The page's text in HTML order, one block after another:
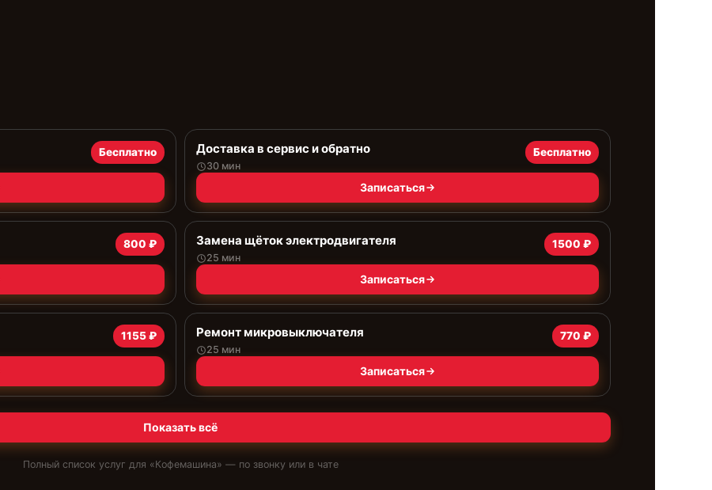
Бесплатно Доставка в сервис и обратно
30 мин
Бесплатно
Записаться
800 ₽ Замена щёток электродвигателя
25 мин
1500 ₽
Записаться
1155 ₽ Ремонт микровыключателя
25 мин
770 ₽
Записаться
Показать всё
Полный список услуг для «Кофемашина» — по звонку или в чате